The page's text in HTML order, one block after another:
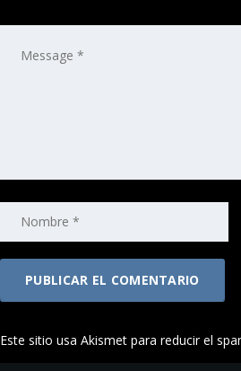
Este sitio usa Akismet para reducir el